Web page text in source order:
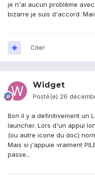
je n'ai aucun problème
bizarre je suis d'accord.
Citer
Widget
Posté(e) 26
Bon il y a definitivement un
launcher. Lors d'un appui
(ou autre icone du doc)
Mais si j'appuie vraiment
passe...